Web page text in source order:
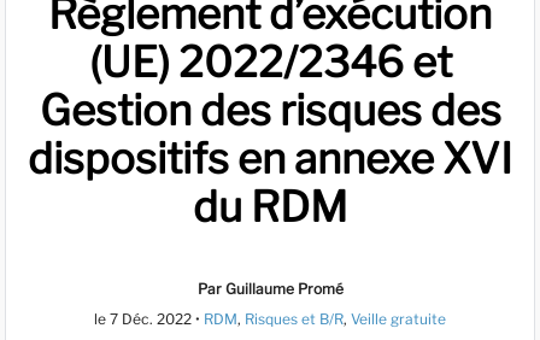
Règlement d’exécution
(UE) 2022/2346 et
Gestion des risques des
dispositifs en annexe XVI
du RDM
Par Guillaume Promé
le 7 Déc. 2022 • RDM, Risques et B/R, Veille gratuite